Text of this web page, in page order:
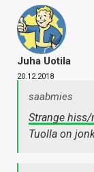
Juha Uotila
20.12.2018
saabmies
Strange
Tuolla on